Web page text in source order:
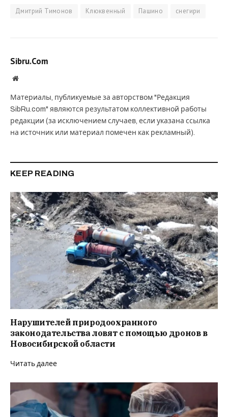
Дмитрий Тимонов Клюквенный Пашино снегири
Sibru.Com
Website
Материалы, публикуемые за авторством "Редакция
SibRu.com" являются результатом коллективной работы
редакции (за исключением случаев, если указана ссылка
на источник или материал помечен как рекламный).
KEEP READING
Нарушителей природоохранного
законодательства ловят с помощью дронов в
Новосибирской области
Читать далее